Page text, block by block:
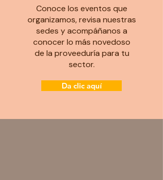
Conoce los eventos que
organizamos, revisa nuestras
sedes y acompáñanos a
conocer lo más novedoso
de la proveeduría para tu
sector.
Da clic aquí